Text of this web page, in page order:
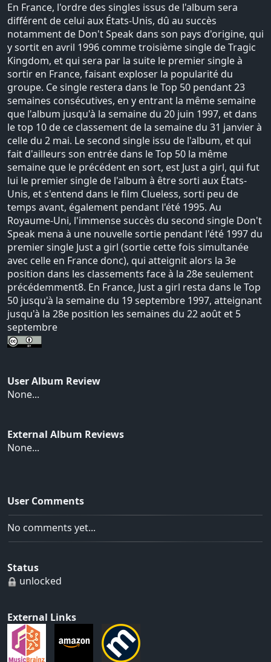
En France, l'ordre des singles issus de l'album sera
différent de celui aux États-Unis, dû au succès
notamment de Don't Speak dans son pays d'origine, qui
y sortit en avril 1996 comme troisième single de Tragic
Kingdom, et qui sera par la suite le premier single à
sortir en France, faisant exploser la popularité du
groupe. Ce single restera dans le Top 50 pendant 23
semaines consécutives, en y entrant la même semaine
que l'album jusqu'à la semaine du 20 juin 1997, et dans
le top 10 de ce classement de la semaine du 31 janvier à
celle du 2 mai. Le second single issu de l'album, et qui
fait d'ailleurs son entrée dans le Top 50 la même
semaine que le précédent en sort, est Just a girl, qui fut
lui le premier single de l'album à être sorti aux États-
Unis, et s'entend dans le film Clueless, sorti peu de
temps avant, également pendant l'été 1995. Au
Royaume-Uni, l'immense succès du second single Don't
Speak mena à une nouvelle sortie pendant l'été 1997 du
premier single Just a girl (sortie cette fois simultanée
avec celle en France donc), qui atteignit alors la 3e
position dans les classements face à la 28e seulement
précédemment8. En France, Just a girl resta dans le Top
50 jusqu'à la semaine du 19 septembre 1997, atteignant
jusqu'à la 28e position les semaines du 22 août et 5
septembre
User Album Review
None...
External Album Reviews
None...
User Comments
No comments yet...
Status
unlocked
External Links